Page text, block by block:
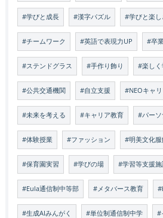
#学びと成長 #漢字パズル #学びと楽し
#チームワーク #英語で表現力UP #卒
#ステンドグラス #手作り飾り #楽し
#公共交通機関 #自立支援 #NEOキャ
#未来を考える #キャリア教育 #パー
#体験授業 #ファッション #明美文化
#保育園実習 #学びの場 #学習等支援
#Eula通信制中等部 #メタバース教育 #
#生成AIみんがく #単位制通信制中学 #